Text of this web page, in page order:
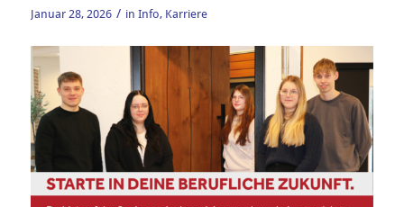
Januar 28, 2026 / in Info, Karriere